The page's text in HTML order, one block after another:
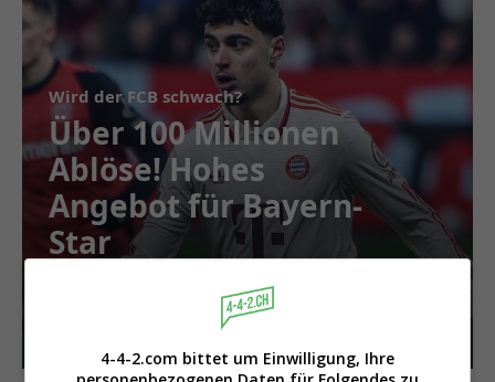
Wird der FCB schwach?
Über 100 Millionen
Ablöse! Hohes
Angebot für Bayern-
Star
4-4-2.com bittet um Einwilligung, Ihre